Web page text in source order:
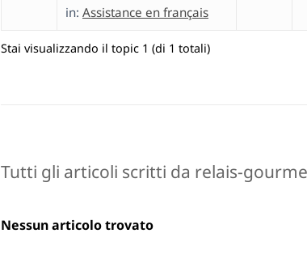
in: Assistance en français
Stai visualizzando il topic 1 (di 1 totali)
Tutti gli articoli scritti da relais-
Nessun articolo trovato